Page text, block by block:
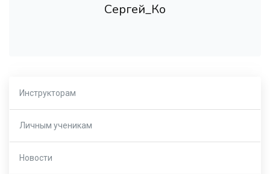
Сергей_Ко
Инструкторам
Личным ученикам
Новости